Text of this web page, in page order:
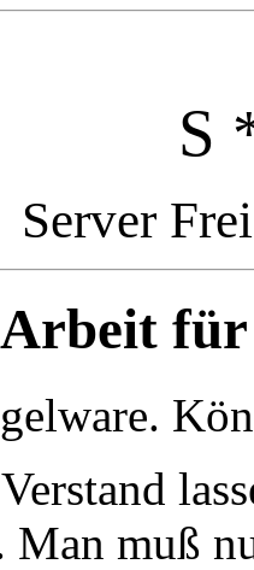
S
Server
Arbeit für
muß